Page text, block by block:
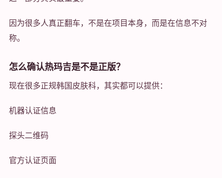
因为很多人真正翻车，不是在项目本身，而是在信息不对
称。
怎么确认热玛吉是不是正版？
现在很多正规韩国皮肤科，其实都可以提供：
机器认证信息
探头二维码
官方认证页面